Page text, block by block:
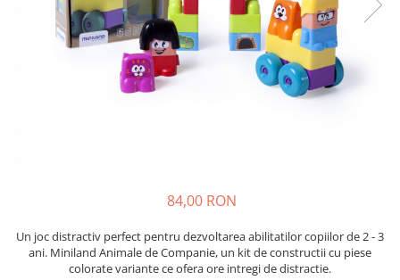
Nisip kinetic
Jucarii interactive
Proiector pentru copii
Instrumente muzicale pentru copii
Banc de lucru pentru copii
Casa de papusi
Bormasina magica
Cadou copii 8 ani
Cadou copii 9 ani
Cadou copii 10 ani
84,00 RON
Un joc distractiv perfect pentru dezvoltarea abilitatilor copiilor de 2 - 3
ani. Miniland Animale de Companie, un kit de constructii cu piese
colorate variante ce ofera ore intregi de distractie.